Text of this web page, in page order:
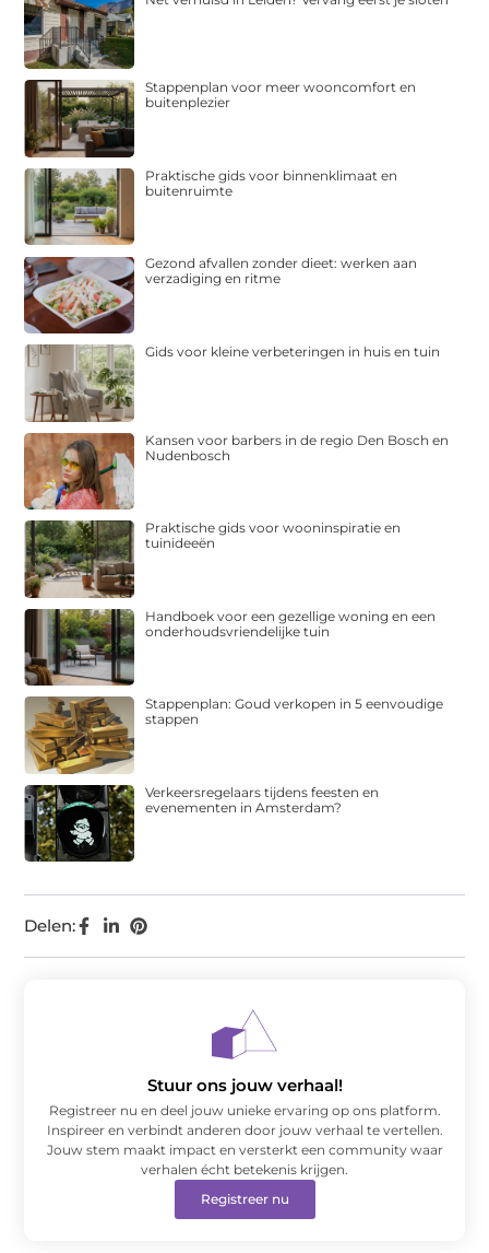
Delen:
Stappenplan voor meer wooncomfort en
buitenplezier
Praktische gids voor binnenklimaat en
buitenruimte
Gezond afvallen zonder dieet: werken aan
verzadiging en ritme
Gids voor kleine verbeteringen in huis en tuin
Kansen voor barbers in de regio Den Bosch en
Nudenbosch
Praktische gids voor wooninspiratie en
tuinideeën
Handboek voor een gezellige woning en een
onderhoudsvriendelijke tuin
Stappenplan: Goud verkopen in 5 eenvoudige
stappen
Verkeersregelaars tijdens feesten en
evenementen in Amsterdam?
Stuur ons jouw verhaal!
Registreer nu en deel jouw unieke ervaring op ons platform.
Inspireer en verbindt anderen door jouw verhaal te vertellen.
Jouw stem maakt impact en versterkt een community waar
verhalen écht betekenis krijgen.
Registreer nu